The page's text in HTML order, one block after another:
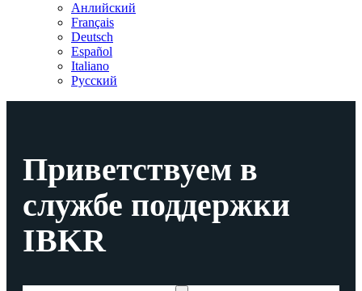
Анлийский
Français
Deutsch
Español
Italiano
Русский
Приветствуем в
службе поддержки
IBKR